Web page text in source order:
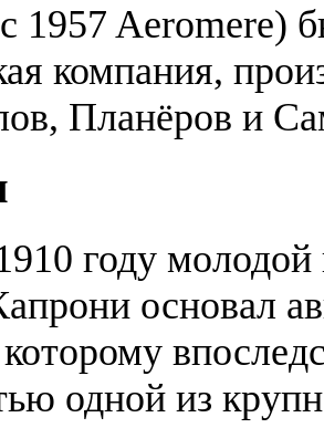
1957 Aeromere)
компания,
Планёров и
году молодой
основал
одной из